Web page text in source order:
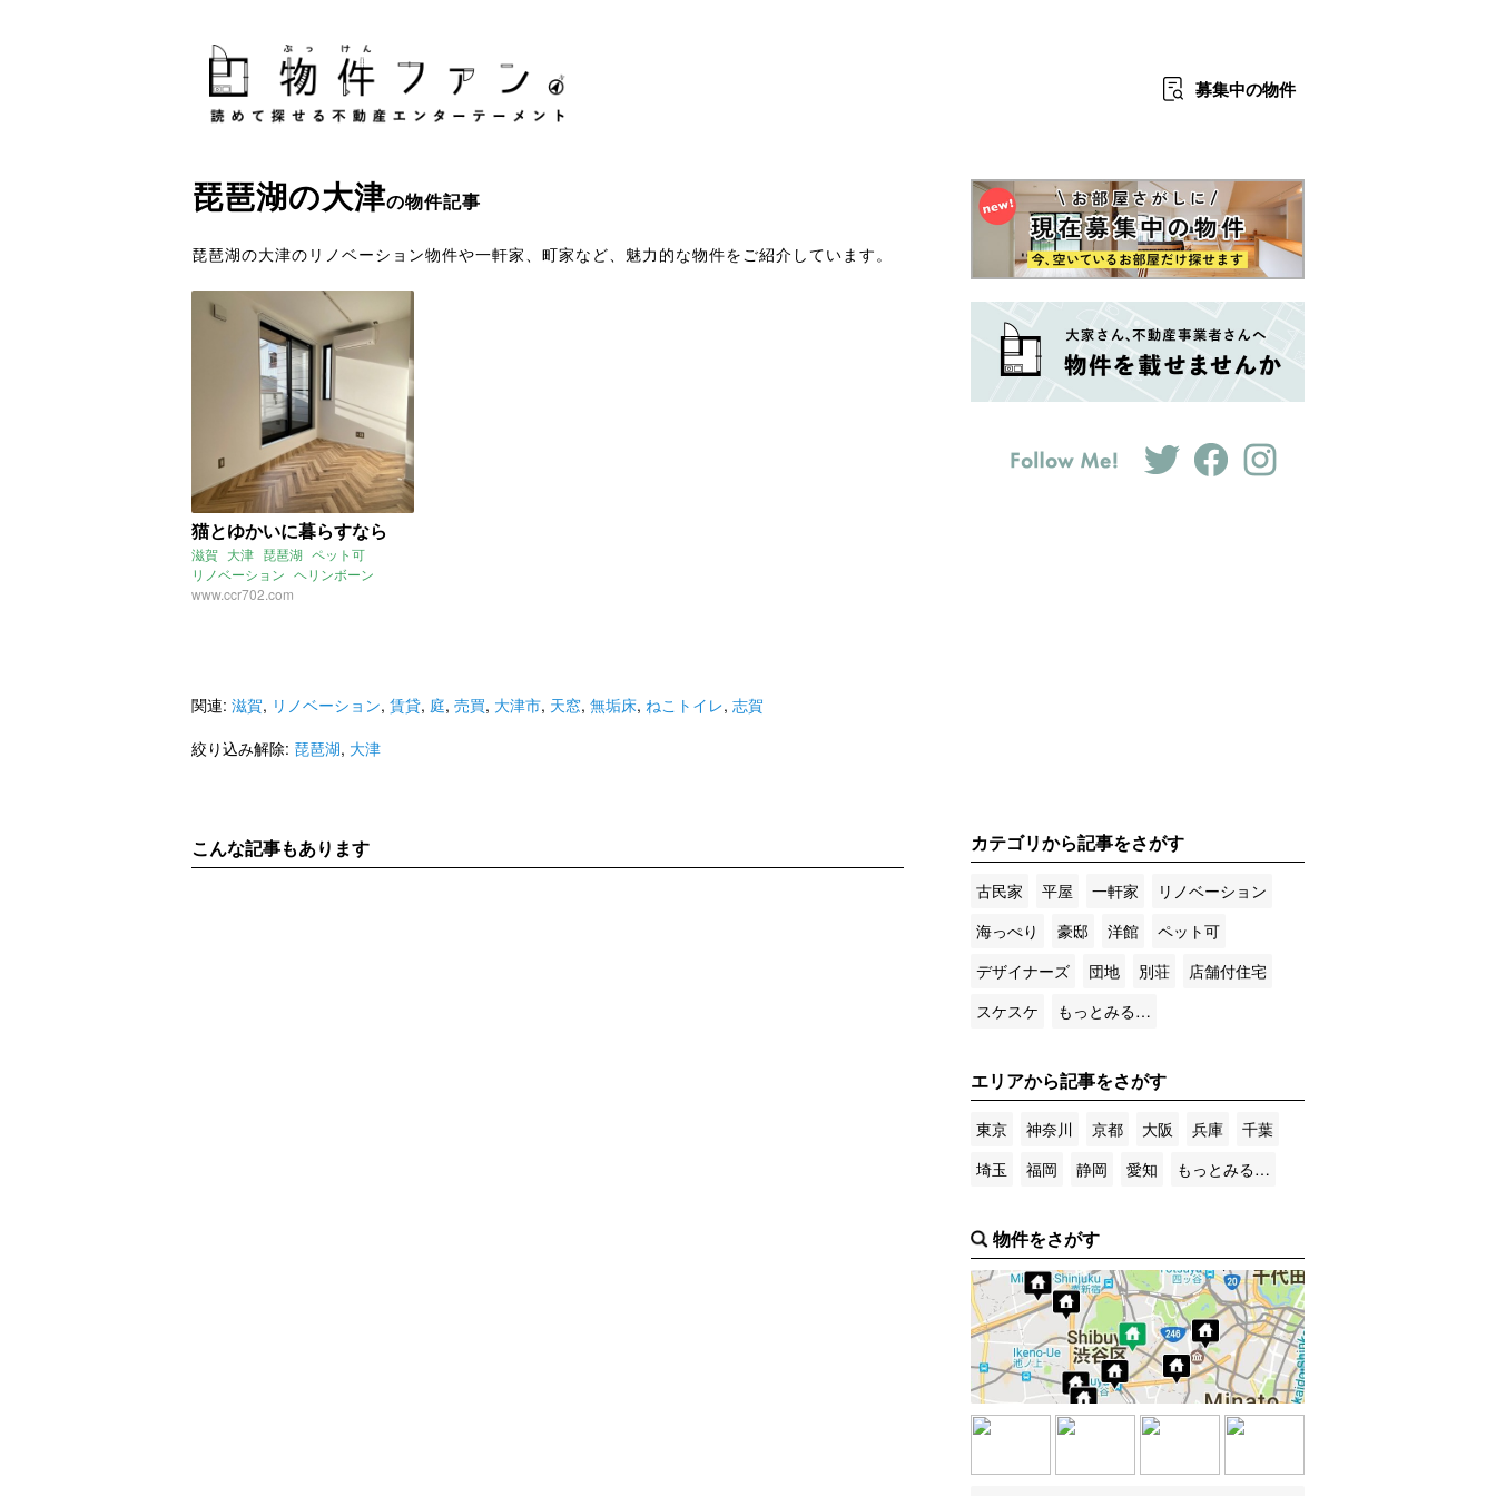
募集中の物件
琵琶湖の大津の物件記事
琵琶湖の大津のリノベーション物件や一軒家、町家など、魅力的な物件をご紹介しています。
猫とゆかいに暮らすなら
滋賀 大津 琵琶湖 ペット可
リノベーション ヘリンボーン
ねこトイレ 猫
www.ccr702.com
関連: 滋賀, リノベーション, 賃貸, 庭, 売買, 大津市, 天窓, 無垢床, ねこトイレ, 志賀
絞り込み解除: 琵琶湖, 大津
こんな記事もあります カテゴリから記事をさがす
古民家 平屋 一軒家
リノベーション
海っぺり
豪邸 洋館
ペット可
デザイナーズ
団地 別荘
店舗付住宅
スケスケ
もっとみる…
エリアから記事をさがす
東京 神奈川 京都 大阪 兵庫
千葉
埼玉
福岡 静岡 愛知 もっとみる…
物件をさがす